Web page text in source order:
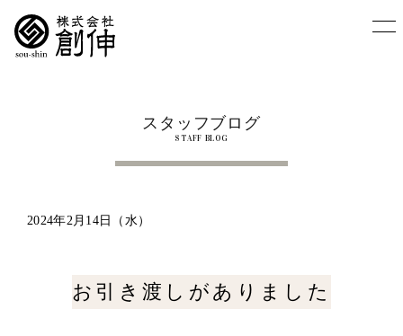
スタッフブログ
STAFF BLOG
2024年2月14日（水）
お引き渡しがありました